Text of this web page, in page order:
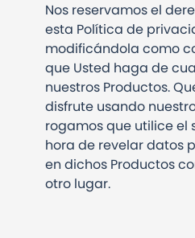
Nos reservamos el
esta Política de
modificándola como
que Usted haga de
nuestros Productos.
disfrute usando
rogamos que utilice el
hora de revelar datos
en dichos Productos
otro lugar.